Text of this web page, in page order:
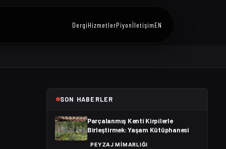
DergiHizmetlerPiyonİletişimEN
SON HABERLER
Parçalanmış Kenti Kirpilerle
Birleştirmek: Yaşam Kütüphanesi
PEYZAJ MIMARLIĞI